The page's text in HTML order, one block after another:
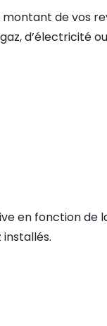
montant de vos
d’électricité
en fonction de